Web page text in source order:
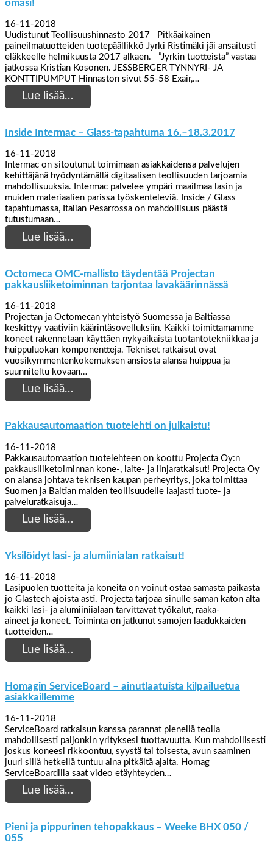
omasi!
16-11-2018
Uudistunut Teollisuushinnasto 2017 Pitkäaikainen
paineilmatuotteiden tuotepäällikkö Jyrki Ristimäki jäi ansaitusti
eläkkeelle helmikuusta 2017 alkaen. ”Jyrkin tuotteista” vastaa
jatkossa Kristian Kosonen. JESSBERGER TYNNYRI- JA
KONTTIPUMPUT Hinnaston sivut 55-58 Exair,…
Lue lisää…
Inside Intermac – Glass-tapahtuma 16.–18.3.2017
16-11-2018
Intermac on sitoutunut toimimaan asiakkaidensa palvelujen
kehittäjänä hyödyntämällä digitaalisen teollisuuden tarjoamia
mahdollisuuksia. Intermac palvelee ympäri maailmaa lasin ja
muiden materiaalien parissa työskenteleviä. Inside / Glass
tapahtumassa, Italian Pesarrossa on mahdollisuus päästä
tutustumaan…
Lue lisää…
Octomeca OMC-mallisto täydentää Projectan
pakkausliiketoiminnan tarjontaa lavakäärinnässä
16-11-2018
Projectan ja Octomecan yhteistyö Suomessa ja Baltiassa
keskittyy vaativiin käärintäsovelluksiin. Kaikki toimittamamme
koneet rakennetaan käyttäen nykyaikaista tuotantotekniikkaa ja
huippuluokan komponentteja. Tekniset ratkaisut ovat
vuosikymmentenkokemuksen ansiosta alansa huippua ja
suunniteltu kovaan…
Lue lisää…
Pakkausautomaation tuotelehti on julkaistu!
16-11-2018
Pakkausautomaation tuotelehteen on koottu Projecta Oy:n
pakkausliiketoiminnan kone-, laite- ja linjaratkaisut! Projecta Oy
on alansa johtava teknisen kaupan perheyritys, joka toimittaa
Suomen ja Baltian maiden teollisuudelle laajasti tuote- ja
palveluratkaisuja…
Lue lisää…
Yksilöidyt lasi- ja alumiinialan ratkaisut!
16-11-2018
Lasipuolen tuotteita ja koneita on voinut ostaa samasta paikasta
jo Glastech ajoista asti. Projecta tarjoaa sinulle saman katon alta
kaikki lasi- ja alumiiniialaan tarvittavat työkalut, raaka-
aineet ja koneet. Toiminta on jatkunut samojen laadukkaiden
tuotteiden…
Lue lisää…
Homagin ServiceBoard – ainutlaatuista kilpailuetua
asiakkaillemme
16-11-2018
ServiceBoard ratkaisun kanssa parannat pienellä teolla
mahdollisesti paljonkin yrityksesi tuottavuutta. Kun mahdollisesti
joskus koneesi rikkoontuu, syystä tai toisesta, avun saaminen
juuri sillä hetkellä tuntuu aina pitkältä ajalta. Homag
ServiceBoardilla saat video etäyhteyden…
Lue lisää…
Pieni ja pippurinen tehopakkaus – Weeke BHX 050 /
055